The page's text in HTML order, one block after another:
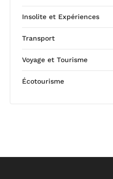
Insolite et Expériences
Transport
Voyage et Tourisme
Écotourisme